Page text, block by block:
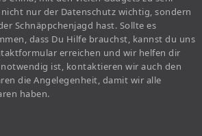
nur der Datenschutz wichtig, sondern
Schnäppchenjagd hast. Sollte es
dass Du Hilfe brauchst, kannst du uns
erreichen und wir helfen dir
ist, kontaktieren wir auch den
die Angelegenheit, damit wir alle
haben.